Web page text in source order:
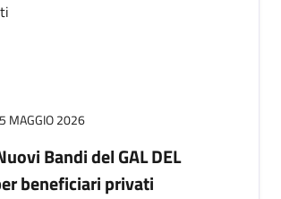
5 MAGGIO 2026
Bandi del GAL DEL
beneficiari privati